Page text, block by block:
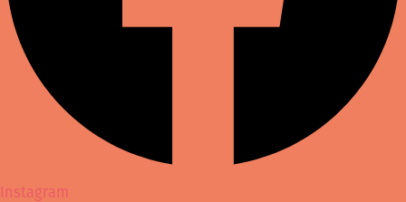
Instagram